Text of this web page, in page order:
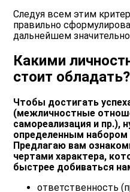
Следуя всем этим
правильно
дальнейшем
Какими
стоит обладать?
Чтобы достигать
(межличностные
самореализация и пр.),
определенным набором
Предлагаю вам
чертами характера,
быстрее добиваться
ответственность